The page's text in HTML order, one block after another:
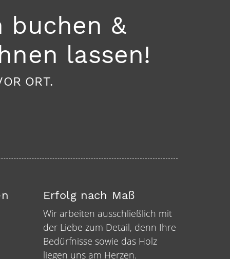
buchen &
lassen!
ORT.
Erfolg nach Maß
Wir arbeiten ausschließlich mit
der Liebe zum Detail, denn Ihre
Bedürfnisse sowie das Holz
liegen uns am Herzen.